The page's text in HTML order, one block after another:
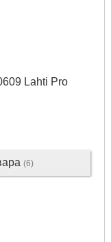
Lahti Pro
(6)